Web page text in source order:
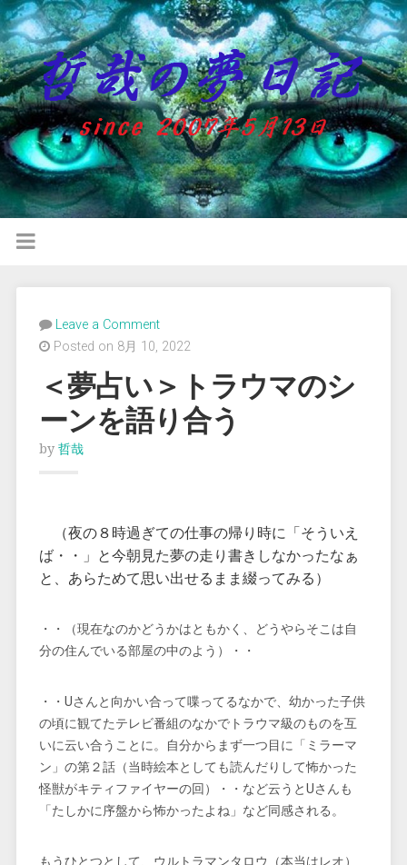
Leave a Comment
Posted on 8月 10, 2022
＜夢占い＞トラウマのシ
ーンを語り合う
by 哲哉
（夜の８時過ぎての仕事の帰り時に「そういえ
ば・・」と今朝見た夢の走り書きしなかったなぁ
と、あらためて思い出せるまま綴ってみる）
・・（現在なのかどうかはともかく、どうやらそこは自
分の住んでいる部屋の中のよう）・・
・・Uさんと向かい合って喋ってるなかで、幼かった子供
の頃に観てたテレビ番組のなかでトラウマ級のものを互
いに云い合うことに。自分からまず一つ目に「ミラーマ
ン」の第２話（当時絵本としても読んだりして怖かった
怪獣がキティファイヤーの回）・・など云うとUさんも
「たしかに序盤から怖かったよね」など同感される。
もうひとつとして、ウルトラマンタロウ（本当はレオ）